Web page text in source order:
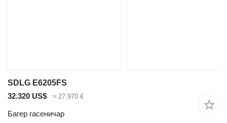
SDLG E6205FS
32.320 US$
≈ 27.970 €
Багер гасеничар